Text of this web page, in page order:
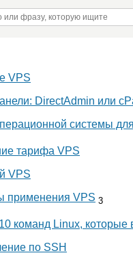
VPS
DirectAdmin или
системы для
тарифа VPS
VPS
применения VPS 3
команд Linux, которые
по SSH